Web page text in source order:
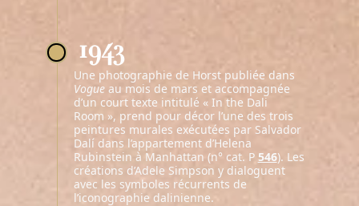
1943
Une photographie de Horst publiée dans
Vogueau mois de mars et accompagnée
d’un court texte intitulé « In the Dali
Room », prend pour décor l’une des trois
peintures murales exécutées par Salvador
Dalí dans l’appartement d’Helena
Rubinstein à Manhattan (n° cat. P 546). Les
créations d’Adele Simpson y dialoguent
avec les symboles récurrents de
l’iconographie dalinienne.